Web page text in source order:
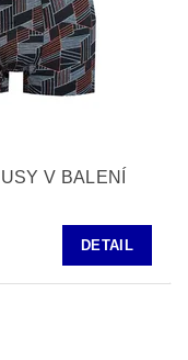
V BALENÍ
DETAIL